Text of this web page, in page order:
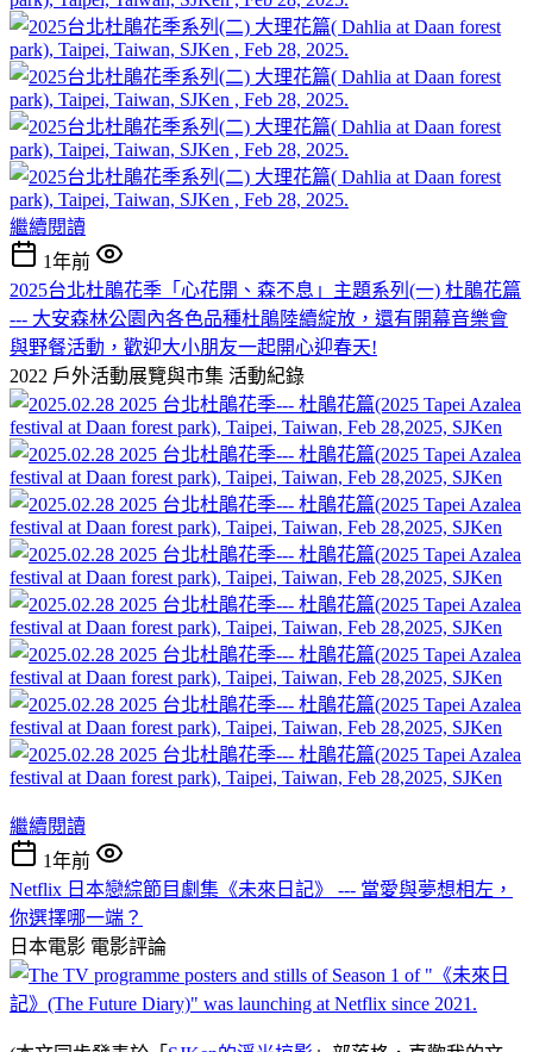
繼續閱讀
1年前
2025台北杜鵑花季「心花開、森不息」主題系列(一) 杜鵑花篇
--- 大安森林公園內各色品種杜鵑陸續綻放，還有開幕音樂會
與野餐活動，歡迎大小朋友一起開心迎春天!
2022 戶外活動展覽與市集 活動紀錄
繼續閱讀
1年前
Netflix 日本戀綜節目劇集《未來日記》 --- 當愛與夢想相左，
你選擇哪一端？
日本電影 電影評論